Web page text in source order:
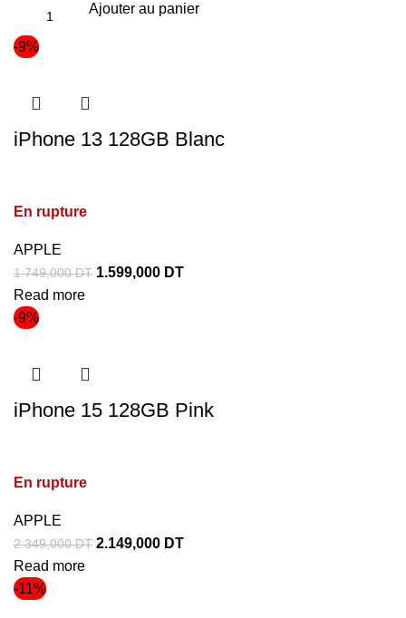
Ajouter au panier
-9%
iPhone 13 128GB Blanc
En rupture
APPLE
1.749,000DT 1.599,000 DT
Read more
-9%
iPhone 15 128GB Pink
En rupture
APPLE
2.349,000DT 2.149,000 DT
Read more
-11%